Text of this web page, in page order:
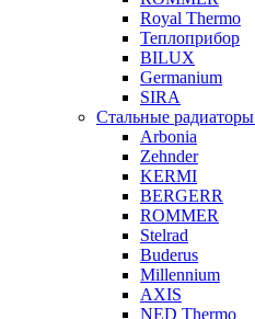
Royal Thermo
Теплоприбор
BILUX
Germanium
SIRA
Стальные радиаторы
Arbonia
Zehnder
KERMI
BERGERR
ROMMER
Stelrad
Buderus
Millennium
AXIS
NED Thermo